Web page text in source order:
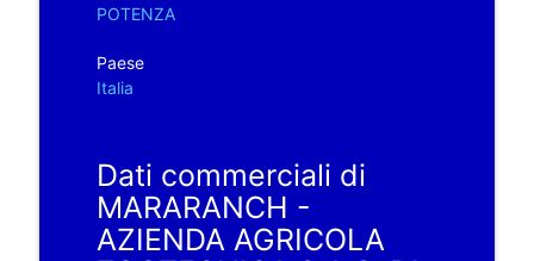
POTENZA
Paese
Italia
Dati commerciali di
MARARANCH -
AZIENDA AGRICOLA